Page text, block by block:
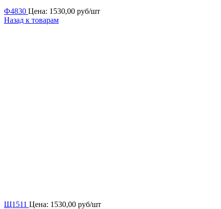
Ф4830 Цена: 1530,00 руб/шт
Назад к товарам
Щ1511 Цена: 1530,00 руб/шт